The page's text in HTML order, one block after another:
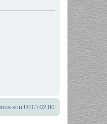
son UTC+02:00